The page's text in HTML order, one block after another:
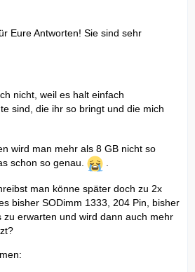
Eure Antworten! Sie sind sehr
nicht, weil es halt einfach
sind, die ihr so bringt und die mich
wird man mehr als 8 GB nicht so
schon so genau.
.
man könne später doch zu 2x
bisher SODimm 1333, 204 Pin, bisher
zu erwarten und wird dann auch mehr